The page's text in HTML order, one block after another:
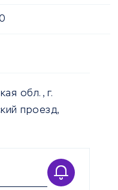
обл., г.
проезд,